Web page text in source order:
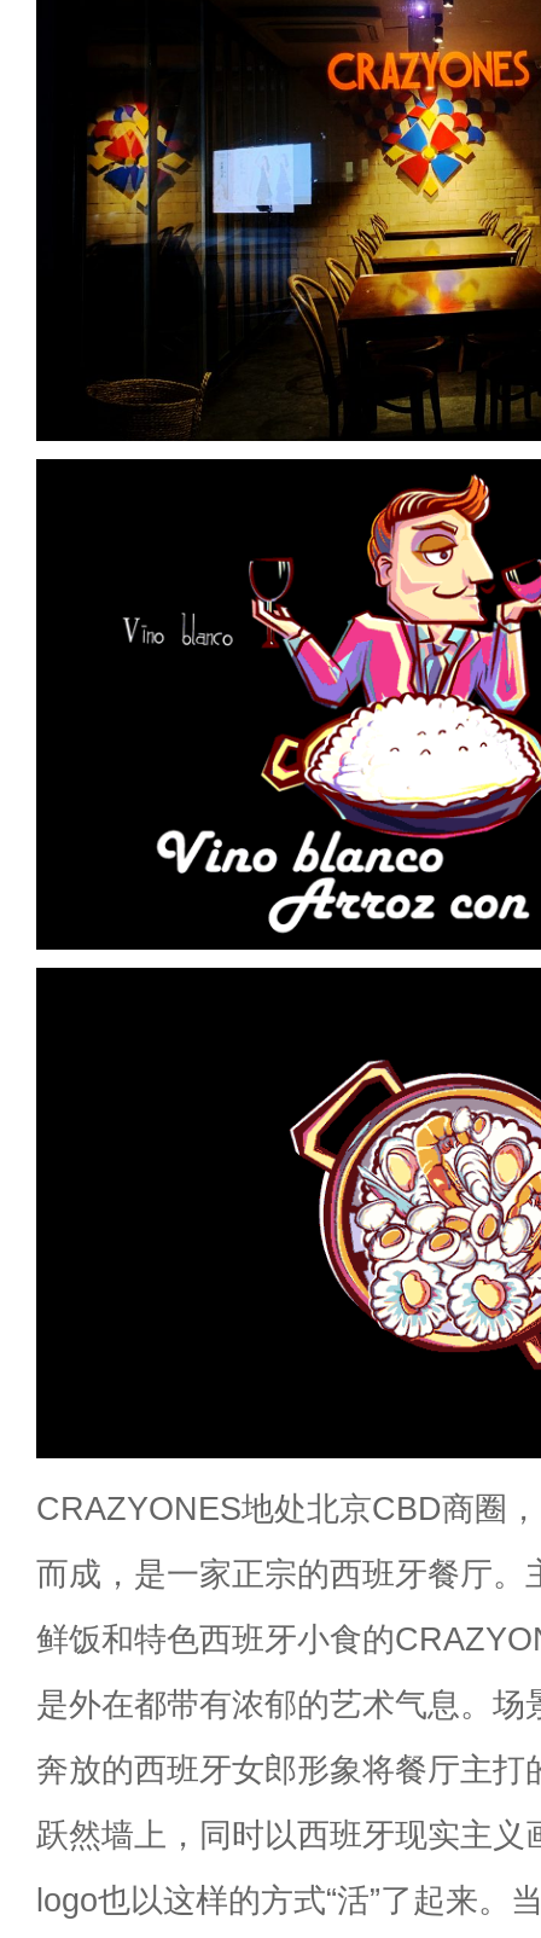
CRAZYONES地处北京CBD商圈
而成，是一家正宗的西班牙餐厅。
鲜饭和特色西班牙小食的
是外在都带有浓郁的艺术气息。场
奔放的西班牙女郎形象将餐厅主打
跃然墙上，同时以西班牙现实主义
logo也以这样的方式“活”了起来。